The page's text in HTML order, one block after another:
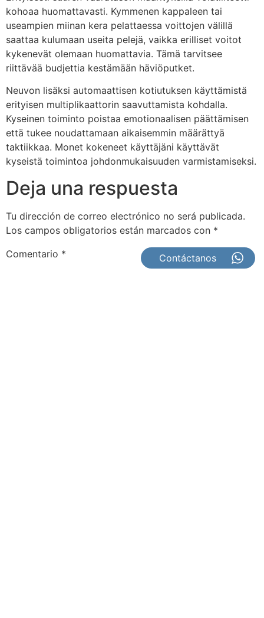
kohoaa huomattavasti. Kymmenen kappaleen tai
useampien miinan kera pelattaessa voittojen välillä
saattaa kulumaan useita pelejä, vaikka erilliset voitot
kykenevät olemaan huomattavia. Tämä tarvitsee
riittävää budjettia kestämään häviöputket.
Neuvon lisäksi automaattisen kotiutuksen käyttämistä
erityisen multiplikaattorin saavuttamista kohdalla.
Kyseinen toiminto poistaa emotionaalisen päättämisen
että tukee noudattamaan aikaisemmin määrättyä
taktiikkaa. Monet kokeneet käyttäjäni käyttävät
kyseistä toimintoa johdonmukaisuuden varmistamiseksi.
Deja una respuesta
Tu dirección de correo electrónico no será publicada.
Los campos obligatorios están marcados con *
Comentario * Contáctanos